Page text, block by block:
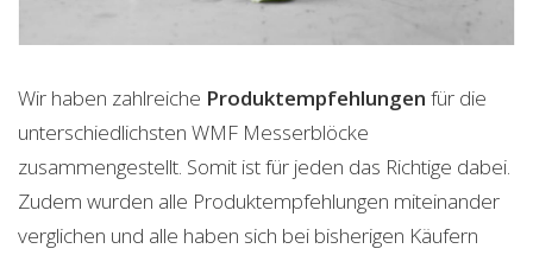
Wir haben zahlreiche Produktempfehlungen für die
unterschiedlichsten WMF Messerblöcke
zusammengestellt. Somit ist für jeden das Richtige dabei.
Zudem wurden alle Produktempfehlungen miteinander
verglichen und alle haben sich bei bisherigen Käufern